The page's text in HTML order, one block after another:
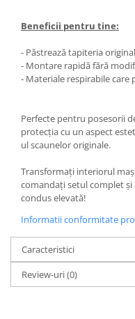
Beneficii pentru tine:
- Păstrează tapiteria
- Montare rapidă fără
- Materiale respirabile care
Perfecte pentru posesorii
protecția cu un aspect
ul scaunelor originale.
Transformați interiorul
comandați setul complet
condus elevată!
Informatii conformitate
Caracteristici
Review-uri(0)